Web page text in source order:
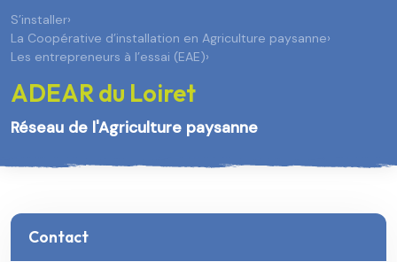
S’installer›
La Coopérative d’installation en Agriculture paysanne›
Les entrepreneurs à l’essai (EAE)›
ADEAR du Loiret
Réseau de l'Agriculture paysanne
Contact